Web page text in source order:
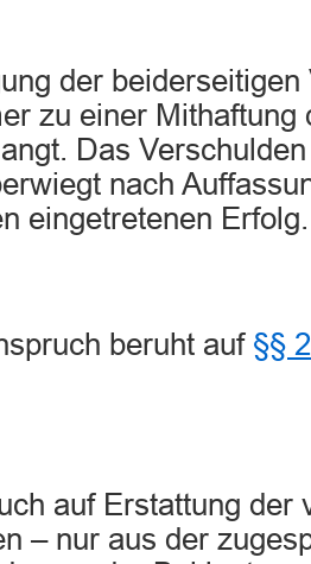
der
zu einer Mithaftung
Das
nach
eingetretenen Erfolg.
beruht auf §§
auf Erstattung der
– nur aus der